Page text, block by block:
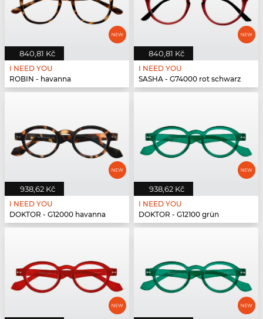
840,81 Kč
I NEED YOU
ROBIN - havanna
840,81 Kč
I NEED YOU
SASHA - G74000 rot schwarz
938,62 Kč
I NEED YOU
DOKTOR - G12000 havanna
938,62 Kč
I NEED YOU
DOKTOR - G12100 grün